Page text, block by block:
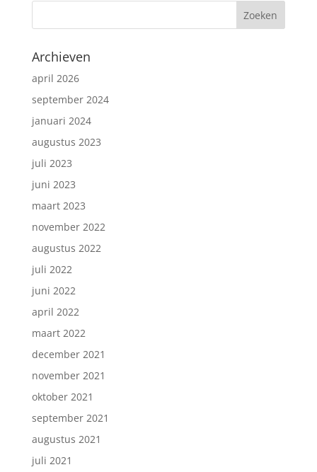
Archieven
april 2026
september 2024
januari 2024
augustus 2023
juli 2023
juni 2023
maart 2023
november 2022
augustus 2022
juli 2022
juni 2022
april 2022
maart 2022
december 2021
november 2021
oktober 2021
september 2021
augustus 2021
juli 2021